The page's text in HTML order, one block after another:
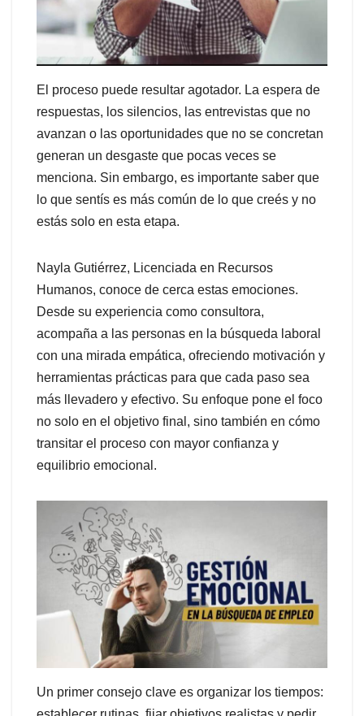
El proceso puede resultar agotador. La espera de
respuestas, los silencios, las entrevistas que no
avanzan o las oportunidades que no se concretan
generan un desgaste que pocas veces se
menciona. Sin embargo, es importante saber que
lo que sentís es más común de lo que creés y no
estás solo en esta etapa.
Nayla Gutiérrez, Licenciada en Recursos
Humanos, conoce de cerca estas emociones.
Desde su experiencia como consultora,
acompaña a las personas en la búsqueda laboral
con una mirada empática, ofreciendo motivación y
herramientas prácticas para que cada paso sea
más llevadero y efectivo. Su enfoque pone el foco
no solo en el objetivo final, sino también en cómo
transitar el proceso con mayor confianza y
equilibrio emocional.
Un primer consejo clave es organizar los tiempos: